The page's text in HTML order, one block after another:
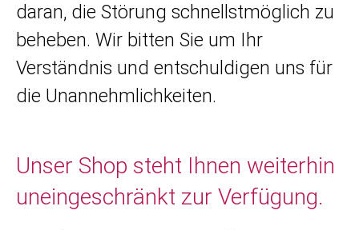
daran, die Störung schnellstmöglich zu
beheben. Wir bitten Sie um Ihr
Verständnis und entschuldigen uns für
die Unannehmlichkeiten.
Unser Shop steht Ihnen weiterhin
uneingeschränkt zur Verfügung.